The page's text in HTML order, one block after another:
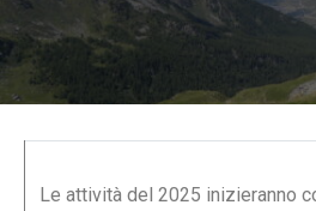
Le attività del 2025 inizieranno